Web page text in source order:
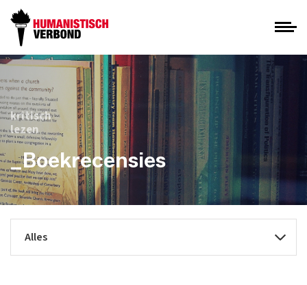
kritisch
lezen
_Boekrecensies